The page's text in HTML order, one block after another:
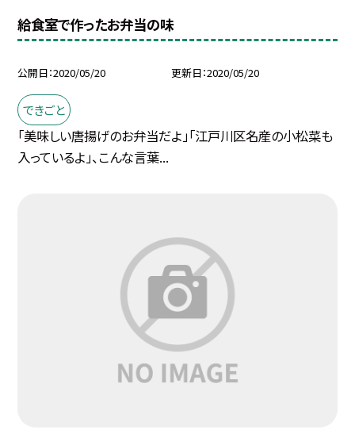
給食室で作ったお弁当の味
公開日 2020/05/20 更新日 2020/05/20
できごと
「美味しい唐揚げのお弁当だよ」「江戸川区名産の小松菜も
入っているよ」、こんな言葉...